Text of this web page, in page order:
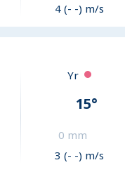
4 (- -) m/s
Yr
15°
0 mm
3 (- -) m/s